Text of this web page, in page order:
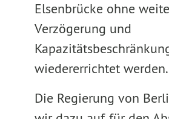
Elsenbrücke ohne
Verzögerung und
wiedererrichtet werden.
Die Regierung von